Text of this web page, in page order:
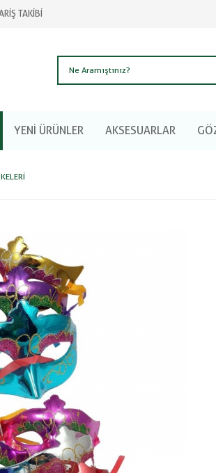
TAKİBİ
YENİ ÜRÜNLER AKSESUARLAR